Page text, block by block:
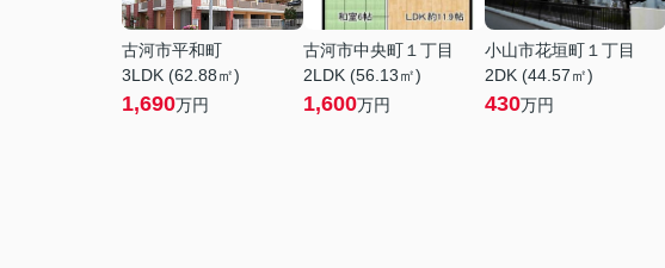
古河市平和町
3LDK (62.88㎡)
1,690万円
古河市中央町１丁目
2LDK (56.13㎡)
1,600万円
小山市花垣町１丁目
2DK (44.57㎡)
430万円